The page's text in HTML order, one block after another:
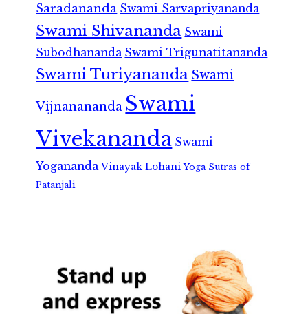
Saradananda Swami Sarvapriyananda
Swami Shivananda Swami
Subodhananda Swami Trigunatitananda
Swami Turiyananda Swami
Vijnanananda Swami
Vivekananda Swami
Yogananda Vinayak Lohani Yoga Sutras of
Patanjali